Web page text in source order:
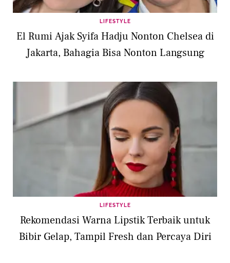
LIFESTYLE
El Rumi Ajak Syifa Hadju Nonton Chelsea di
Jakarta, Bahagia Bisa Nonton Langsung
LIFESTYLE
Rekomendasi Warna Lipstik Terbaik untuk
Bibir Gelap, Tampil Fresh dan Percaya Diri